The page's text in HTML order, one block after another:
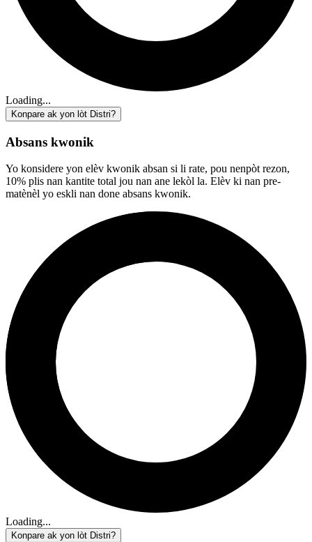
Loading...
Konpare ak yon lòt Distri?
Absans kwonik
Yo konsidere yon elèv kwonik absan si li rate, pou nenpòt rezon,
10% plis nan kantite total jou nan ane lekòl la. Elèv ki nan pre-
matènèl yo eskli nan done absans kwonik.
Loading...
Konpare ak yon lòt Distri?